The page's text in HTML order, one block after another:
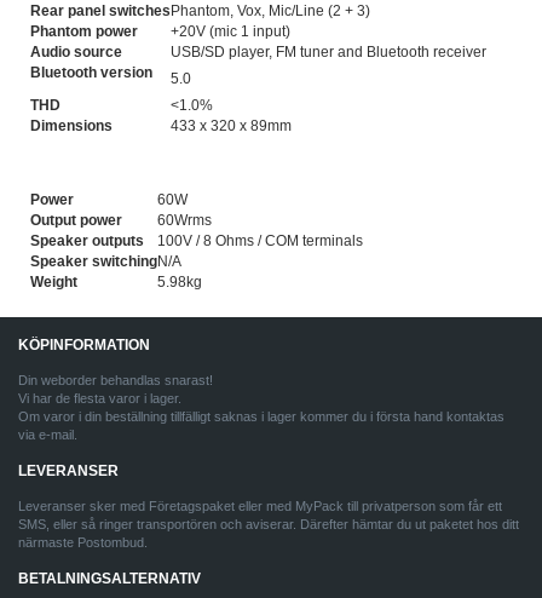
Rear panel switches Phantom, Vox, Mic/Line (2 + 3)
Phantom power
+20V (mic 1 input)
Audio source
USB/SD player, FM tuner and Bluetooth receiver
Bluetooth version
5.0
THD
<1.0%
Dimensions
433 x 320 x 89mm
Power
60W
Output power
60Wrms
Speaker outputs
100V / 8 Ohms / COM terminals
Speaker switchingN/A
Weight
5.98kg
KÖPINFORMATION
Din weborder behandlas snarast!
Vi har de flesta varor i lager.
Om varor i din beställning tillfälligt saknas i lager kommer du i första hand kontaktas
via e-mail.
LEVERANSER
Leveranser sker med Företagspaket eller med MyPack till privatperson som får ett
SMS, eller så ringer transportören och aviserar. Därefter hämtar du ut paketet hos ditt
närmaste Postombud.
BETALNINGSALTERNATIV